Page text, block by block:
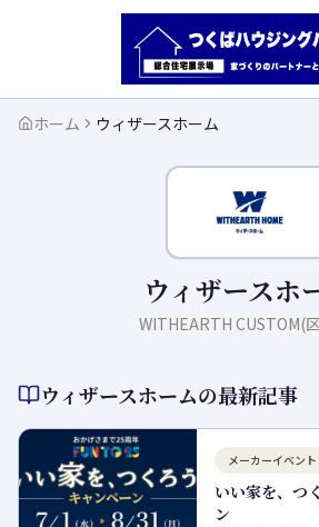
ホーム ウィザースホーム
ウィザースホ
WITHEARTH CUSTOM(
ウィザースホームの最新記事
メーカーイベント
いい家を、つ
ン